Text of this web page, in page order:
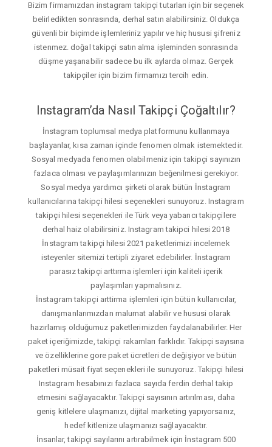
Bizim firmamızdan instagram takipçi tutarları için bir seçenek
belirledikten sonrasında, derhal satın alabilirsiniz. Oldukça
güvenli bir biçimde işlemleriniz yapılır ve hiç hususi şifreniz
istenmez. doğal takipçi satın alma işleminden sonrasında
düşme yaşanabilir sadece bu ilk aylarda olmaz. Gerçek
takipçiler için bizim firmamızı tercih edin.
Instagram’da Nasıl Takipçi Çoğaltılır?
İnstagram toplumsal medya platformunu kullanmaya
başlayanlar, kısa zaman içinde fenomen olmak istemektedir.
Sosyal medyada fenomen olabilmeniz için takipçi sayınızın
fazlaca olması ve paylaşımlarınızın beğenilmesi gerekiyor.
Sosyal medya yardımcı şirketi olarak bütün İnstagram
kullanıcılarına takipçi hilesi seçenekleri sunuyoruz. Instagram
takipçi hilesi seçenekleri ile Türk veya yabancı takipçilere
derhal haiz olabilirsiniz. Instagram takipci hilesi 2018
İnstagram takipçi hilesi 2021 paketlerimizi incelemek
isteyenler sitemizi tertipli ziyaret edebilirler. İnstagram
parasız takipçi arttırma işlemleri için kaliteli içerik
paylaşımları yapmalısınız.
İnstagram takipçi arttirma işlemleri için bütün kullanıcılar,
danışmanlarımızdan malumat alabilir ve hususi olarak
hazırlamış olduğumuz paketlerimizden faydalanabilirler. Her
paket içeriğimizde, takipçi rakamları farklıdır. Takipçi sayısına
ve özelliklerine gore paket ücretleri de değişiyor ve bütün
paketleri müsait fiyat seçenekleri ile sunuyoruz. Takipçi hilesi
Instagram hesabınızı fazlaca sayıda ferdin derhal takip
etmesini sağlayacaktır. Takipçi sayısının artırılması, daha
geniş kitlelere ulaşmanızı, dijital marketing yapıyorsanız,
hedef kitlenize ulaşmanızı sağlayacaktır.
İnsanlar, takipçi sayılarını artırabilmek için İnstagram 500